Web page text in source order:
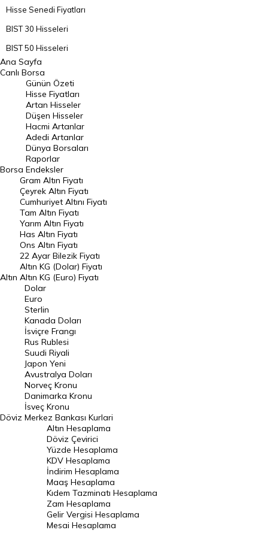
Hisse Senedi Fiyatları
BIST 30 Hisseleri
BIST 50 Hisseleri
BIST 100 Hisseleri
En Çok Artan Hisseler
En Çok Düşen Hisseler
Hacmi Artanlar
Geçmiş Kapanışlar
Dünya Borsaları
Raporlar
Endeksler
DÖVİZ
Döviz Kuru
Dolar Kuru
Euro Kuru
Pound Kuru
Frank Kuru
Riyal Kuru
Avustralya Doları
Danimarka Kronu Kuru
Kanada Doları Kuru
Norveç Kronu Kuru
İsveç Kronu Kuru
Japon Yeni Kuru
Serbest Piyasa Döviz Kurları
Merkez Bankası Döviz Kurları
Ana Sayfa
Canlı Borsa
Borsa
Günün Özeti
Hisse Fiyatları
Artan Hisseler
Düşen Hisseler
Hacmi Artanlar
Adedi Artanlar
Dünya Borsaları
Raporlar
Endeksler
Altın
Gram Altın Fiyatı
Çeyrek Altın Fiyatı
Cumhuriyet Altını Fiyatı
Tam Altın Fiyatı
Yarım Altın Fiyatı
Has Altın Fiyatı
Ons Altın Fiyatı
22 Ayar Bilezik Fiyatı
Altın KG (Dolar) Fiyatı
Altın KG (Euro) Fiyatı
Döviz
Dolar
Euro
Sterlin
Kanada Doları
İsviçre Frangı
Rus Rublesi
Suudi Riyali
Japon Yeni
Avustralya Doları
Norveç Kronu
Danimarka Kronu
İsveç Kronu
Merkez Bankası Kurlari
Altın Hesaplama
Döviz Çevirici
Yüzde Hesaplama
KDV Hesaplama
İndirim Hesaplama
Maaş Hesaplama
Kıdem Tazminatı Hesaplama
Zam Hesaplama
Gelir Vergisi Hesaplama
Mesai Hesaplama